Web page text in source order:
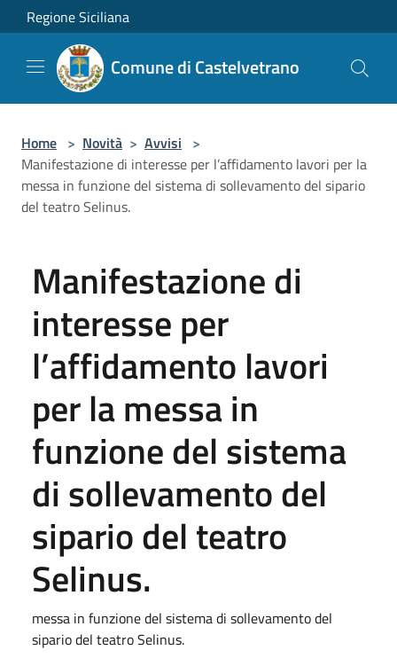
Salta al contenuto principale
Regione Siciliana
Comune di Castelvetrano
Home > Novità > Avvisi >
Manifestazione di interesse per l’affidamento lavori per la
messa in funzione del sistema di sollevamento del sipario
del teatro Selinus.
Manifestazione di
interesse per
l’affidamento lavori
per la messa in
funzione del sistema
di sollevamento del
sipario del teatro
Selinus.
messa in funzione del sistema di sollevamento del
sipario del teatro Selinus.